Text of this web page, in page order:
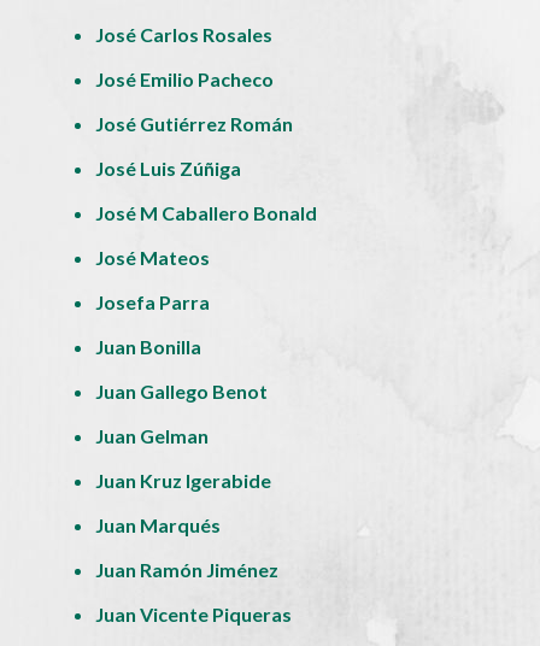
José Carlos Rosales
José Emilio Pacheco
José Gutiérrez Román
José Luis Zúñiga
José M Caballero Bonald
José Mateos
Josefa Parra
Juan Bonilla
Juan Gallego Benot
Juan Gelman
Juan Kruz Igerabide
Juan Marqués
Juan Ramón Jiménez
Juan Vicente Piqueras